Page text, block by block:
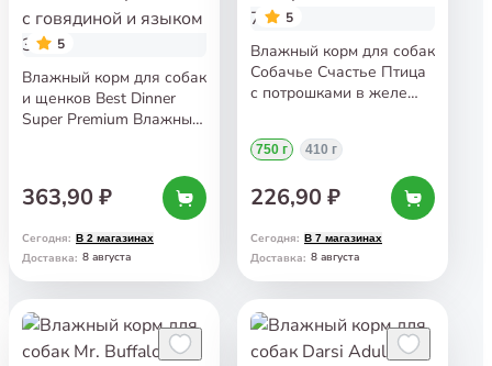
5
Влажный корм для собак
и щенков Best Dinner
Super Premium Влажный
363,90 ₽
Сегодня: В 2 магазинах
Доставка: 8 августа
5
Влажный корм для собак
Собачье Счастье Птица
с потрошками в желе
750 г 410 г
226,90 ₽
Сегодня: В 7 магазинах
Доставка: 8 августа